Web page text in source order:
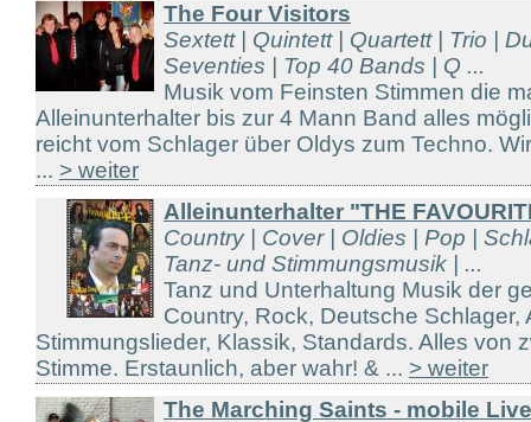
The Four Visitors
Sextett | Quintett | Quartett | Trio |
Seventies | Top 40 Bands | Q ...
Musik vom Feinsten Stimmen die
Alleinunterhalter bis zur 4 Mann Band alles
reicht vom Schlager über Oldys zum Techno.
... > weiter
Alleinunterhalter "THE
Country | Cover | Oldies | Pop |
Tanz- und Stimmungsmusik | ...
Tanz und Unterhaltung Musik der
Country, Rock, Deutsche Schlager,
Stimmungslieder, Klassik, Standards. Alles von
Stimme. Erstaunlich, aber wahr! & ... > weiter
The Marching Saints - mobile